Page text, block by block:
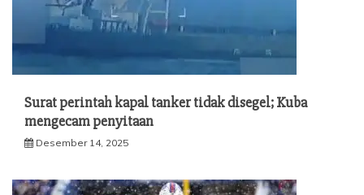
Surat perintah kapal tanker tidak disegel; Kuba
mengecam penyitaan
Desember 14, 2025